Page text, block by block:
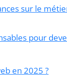
sur le
pour
en 2025 ?